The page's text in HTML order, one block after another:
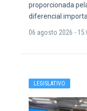
proporcionada
diferencial
06 agosto 2026 -
LEGISLATIVO